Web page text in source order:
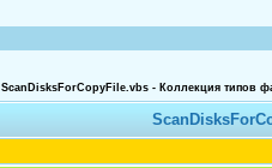
ScanDisksForCopyFile.vbs - Коллекция типов